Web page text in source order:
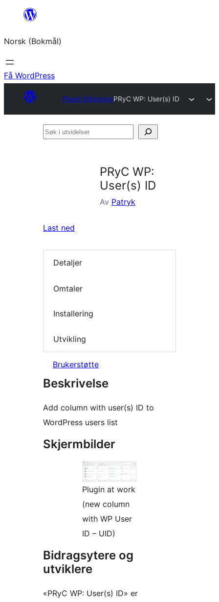
Hopp
innhold
Norsk (Bokmål)
Få WordPress
Plugin DirectoryPRyC WP: User(s) ID
Søk
PRyC WP:
User(s) ID
Av Patryk
Last ned
Detaljer
Omtaler
Installering
Utvikling
Brukerstøtte
Beskrivelse
Add column with user(s) ID to
WordPress users list
Skjermbilder
Plugin at work
(new column
with WP User
ID – UID)
Bidragsytere og
utviklere
«PRyC WP: User(s) ID» er